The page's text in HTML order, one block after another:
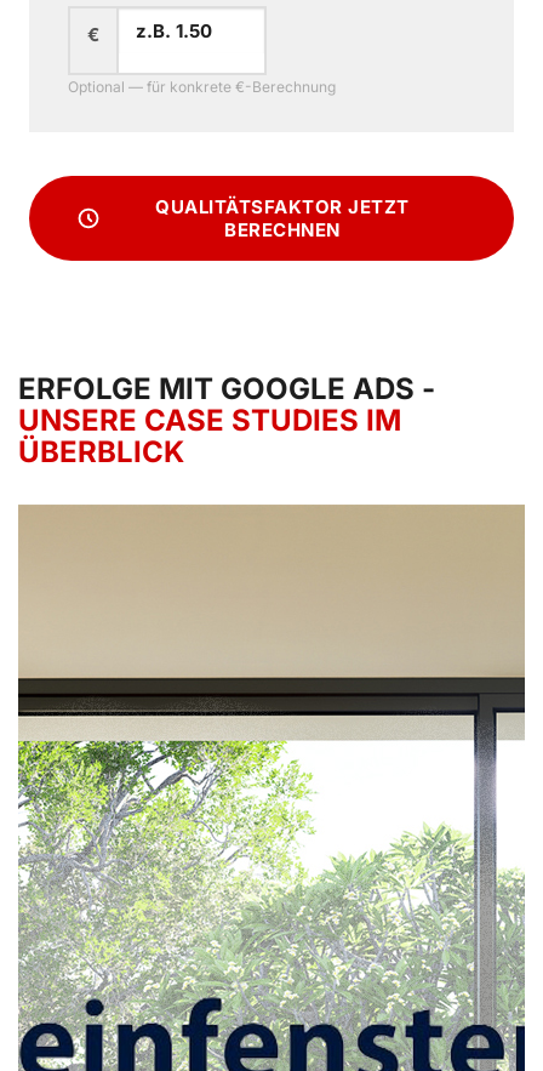
€
Optional — für konkrete €-Berechnung
QUALITÄTSFAKTOR JETZT
BERECHNEN
ERFOLGE MIT GOOGLE ADS -
UNSERE CASE STUDIES IM
ÜBERBLICK